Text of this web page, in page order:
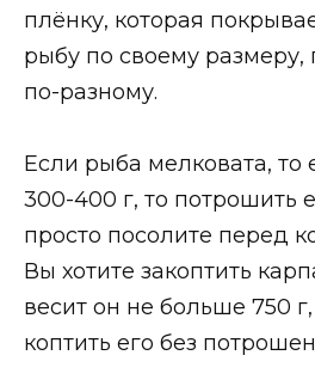
плёнку, которая
рыбу по своему
по-разному.
Если рыба мелковата, то
300-400 г, то потрошить
просто посолите перед
Вы хотите закоптить
весит он не больше 750
коптить его без